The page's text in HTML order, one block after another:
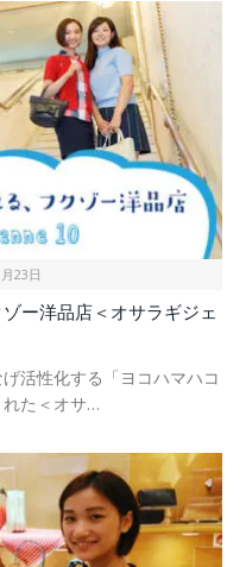
23日
ー洋品店＜オサラギジェ
活性化する「ヨコハマハコ
れた＜オサ…